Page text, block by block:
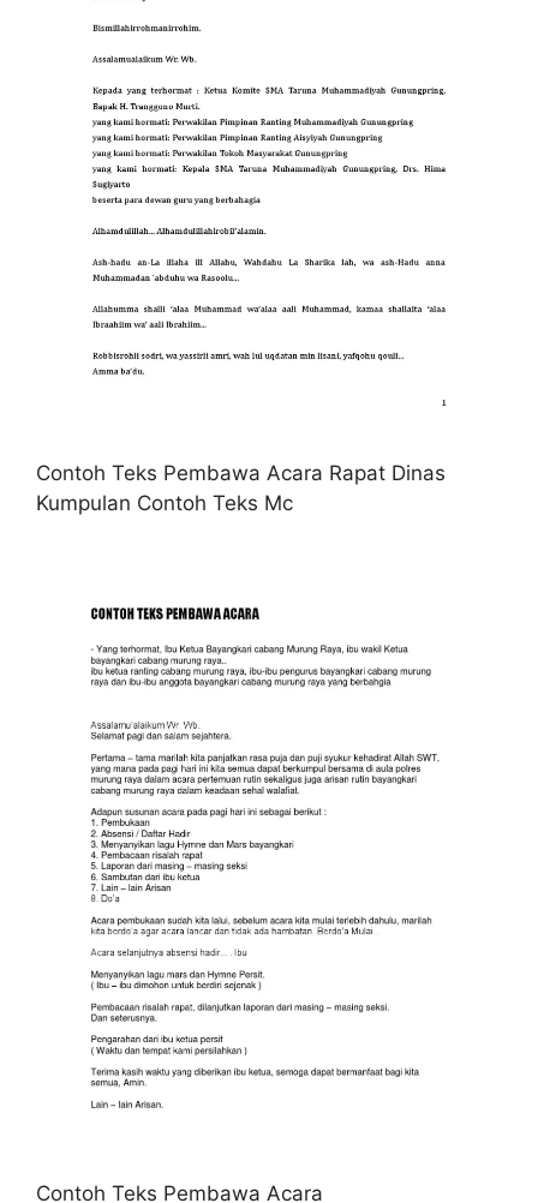
Contoh Teks Pembawa Acara Rapat Dinas
Kumpulan Contoh Teks Mc
Contoh Teks Pembawa Acara